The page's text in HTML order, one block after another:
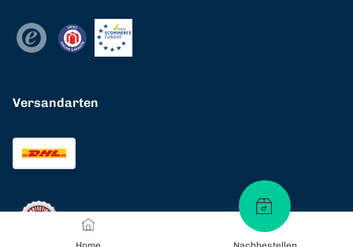
Versandarten